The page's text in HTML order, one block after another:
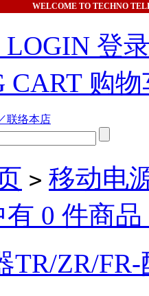
WELCOME TO TECHNO
LOGIN 登
CART 购
联络本店
> 移动电
0 件商
TR/ZR/